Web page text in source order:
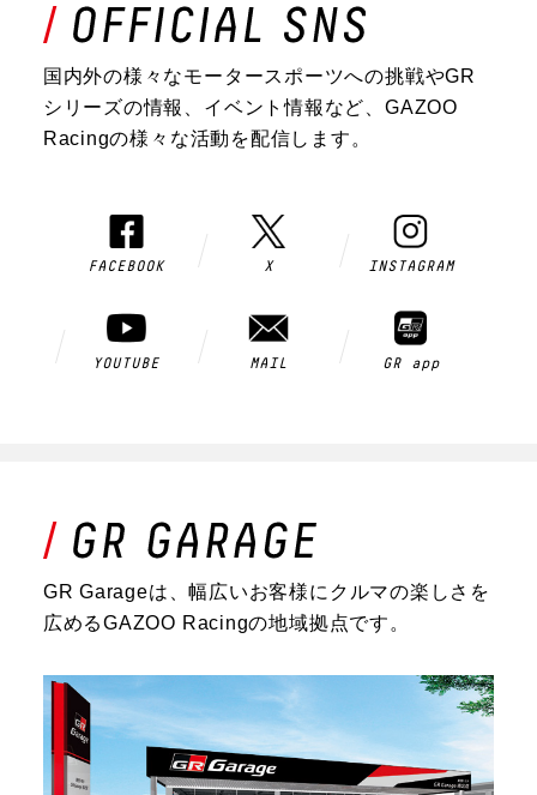
国内外の様々なモータースポーツへの挑戦やGR
シリーズの情報、イベント情報など、GAZOO
Racingの様々な活動を配信します。
FACEBOOK X INSTAGRAM
YOUTUBE MAIL GR app
GR Garageは、幅広いお客様にクルマの楽しさを
広めるGAZOO Racingの地域拠点です。